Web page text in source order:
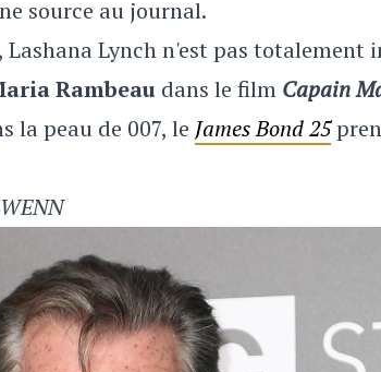
source au journal.
Lynch n'est pas totalement
Rambeau dans le film Capain
la peau de 007, le James Bond 25